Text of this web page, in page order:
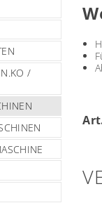
N.KO /